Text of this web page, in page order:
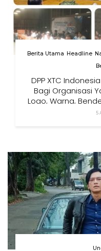
Berita Utama Headline
DPP XTC
Bagi Organisasi
Logo, Warna,
5